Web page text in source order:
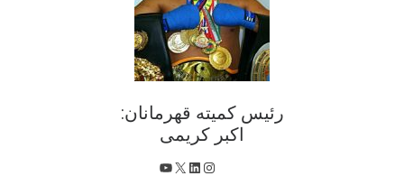
رئیس کمیته قهرمانان:
اکبر کریمی
اینستاگرم
لینکداین
X یوتیوب